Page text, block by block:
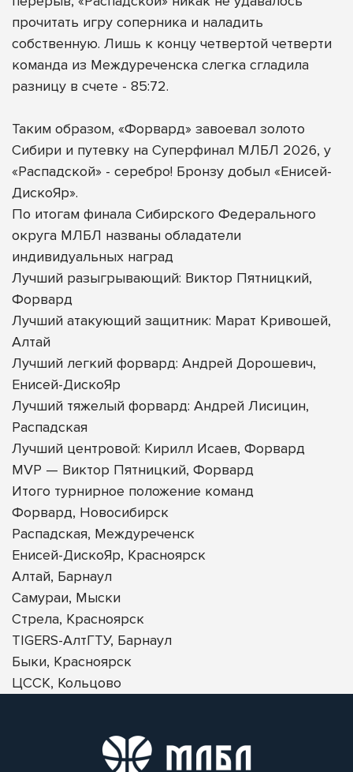
прочитать игру соперника и наладить
собственную. Лишь к концу четвертой четверти
команда из Междуреченска слегка сгладила
разницу в счете - 85:72.
Таким образом, «Форвард» завоевал золото
Сибири и путевку на Суперфинал МЛБЛ 2026, у
«Распадской» - серебро! Бронзу добыл «Енисей-
ДискоЯр».
По итогам финала Сибирского Федерального
округа МЛБЛ названы обладатели
индивидуальных наград
Лучший разыгрывающий: Виктор Пятницкий,
Форвард
Лучший атакующий защитник: Марат Кривошей,
Алтай
Лучший легкий форвард: Андрей Дорошевич,
Енисей-ДискоЯр
Лучший тяжелый форвард: Андрей Лисицин,
Распадская
Лучший центровой: Кирилл Исаев, Форвард
MVP — Виктор Пятницкий, Форвард
Итого турнирное положение команд
Форвард, Новосибирск
Распадская, Междуреченск
Енисей-ДискоЯр, Красноярск
Алтай, Барнаул
Самураи, Мыски
Стрела, Красноярск
TIGERS-АлтГТУ, Барнаул
Быки, Красноярск
ЦССК, Кольцово